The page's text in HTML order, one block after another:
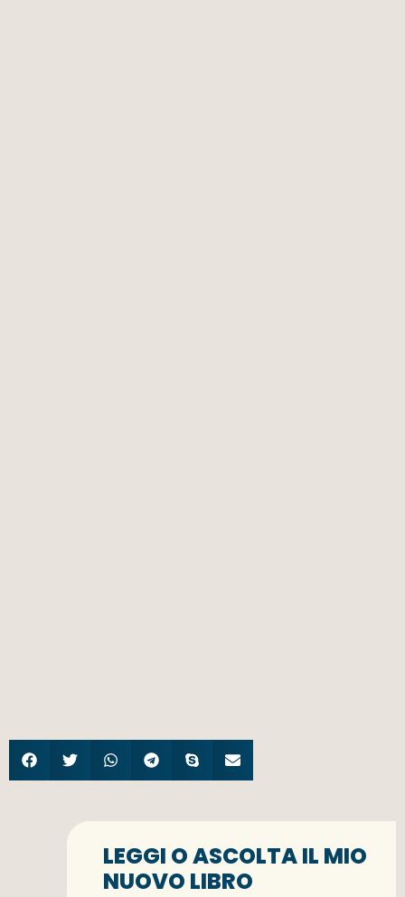
LEGGI O ASCOLTA IL MIO
NUOVO LIBRO